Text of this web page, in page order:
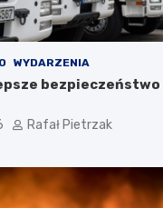
WYDARZENIA
bezpieczeństwo
Rafał Pietrzak